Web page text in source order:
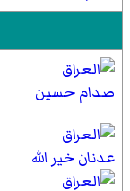
صدام حسين
عدنان خير الله